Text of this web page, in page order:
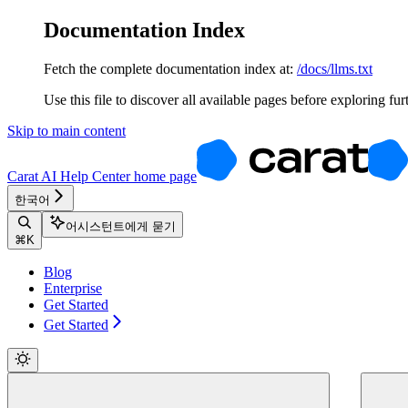
Documentation Index
Fetch the complete documentation index at: /docs/llms.txt
Use this file to discover all available pages before exploring
Skip to main content
Carat AI Help Centerhome page
한국어
⌘ K
어시스턴트에게 묻기
Blog
Enterprise
Get Started
Get Started